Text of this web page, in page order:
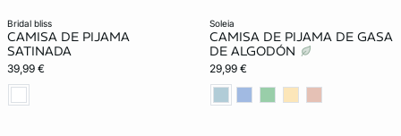
bridal bliss
CAMISA DE PIJAMA
SATINADA
39,99 €
soleia
CAMISA DE PIJAMA DE GASA
DE ALGODÓN
29,99 €